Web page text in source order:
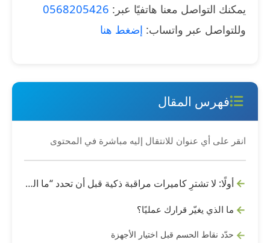
يمكنك التواصل معنا هاتفيًا عبر: 0568205426
وللتواصل عبر واتساب: إضغط هنا
فهرس المقال
انقر على أي عنوان للانتقال إليه مباشرة في المحتوى
أولًا: لا تشترِ كاميرات مراقبة ذكية قبل أن تحدد “ما الذي تريد إثباته بالصورة”
ما الذي يغيّر قرارك عمليًا؟
حدّد نقاط الحسم قبل اختيار الأجهزة